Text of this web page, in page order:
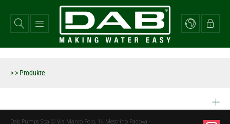
zum
Inhalt
> > Produkte
Dab Pumps Spa © Via Marco Polo, 14 Mestrino Padova -